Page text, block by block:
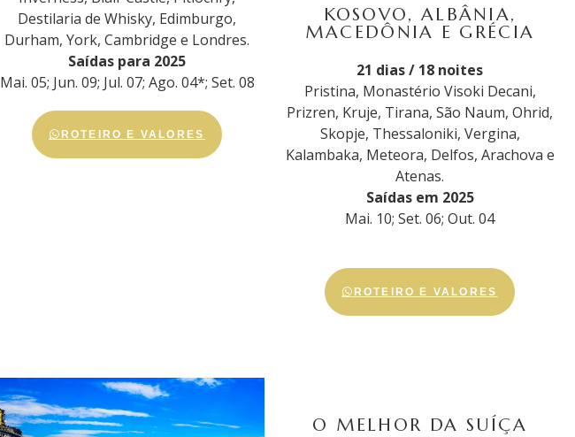
Destilaria de Whisky, Edimburgo,
Durham, York, Cambridge e Londres.
Saídas para 2025
Mai. 05; Jun. 09; Jul. 07; Ago. 04*; Set. 08
ROTEIRO E VALORES
KOSOVO, ALBÂNIA,
MACEDÔNIA E GRÉCIA
21 dias / 18 noites
Pristina, Monastério Visoki Decani,
Prizren, Kruje, Tirana, São Naum, Ohrid,
Skopje, Thessaloniki, Vergina,
Kalambaka, Meteora, Delfos, Arachova e
Atenas.
Saídas em 2025
Mai. 10; Set. 06; Out. 04
ROTEIRO E VALORES
O MELHOR DA SUÍÇA